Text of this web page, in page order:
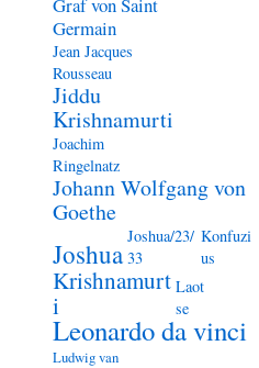
Germain
Jean Jacques
Rousseau
Jiddu
Krishnamurti
Joachim
Ringelnatz
Johann Wolfgang von
Goethe
Joshua
Joshua/23/
33
Konfuzi
us
Krishnamurt
i
Laot
se
Leonardo da vinci
Ludwig van